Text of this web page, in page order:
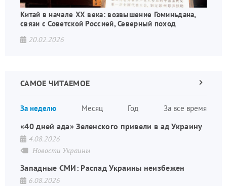
Китай в начале XX века: возвышение Гоминьдана,
связи с Советской Россией, Северный поход
20.02.2026
САМОЕ ЧИТАЕМОЕ
За неделю Месяц Год За все время
Следующая
«40 дней ада» Зеленского привели в ад Украину
4.08.2026
Новости Украины
Западные СМИ: Распад Украины неизбежен
6.08.2026